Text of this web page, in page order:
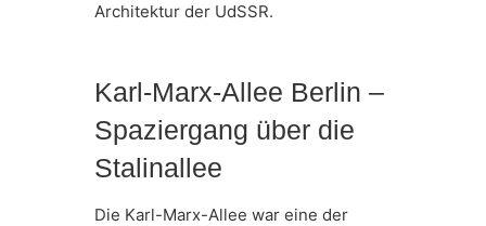
Architektur der UdSSR.
Karl-Marx-Allee Berlin –
Spaziergang über die
Stalinallee
Die Karl-Marx-Allee war eine der